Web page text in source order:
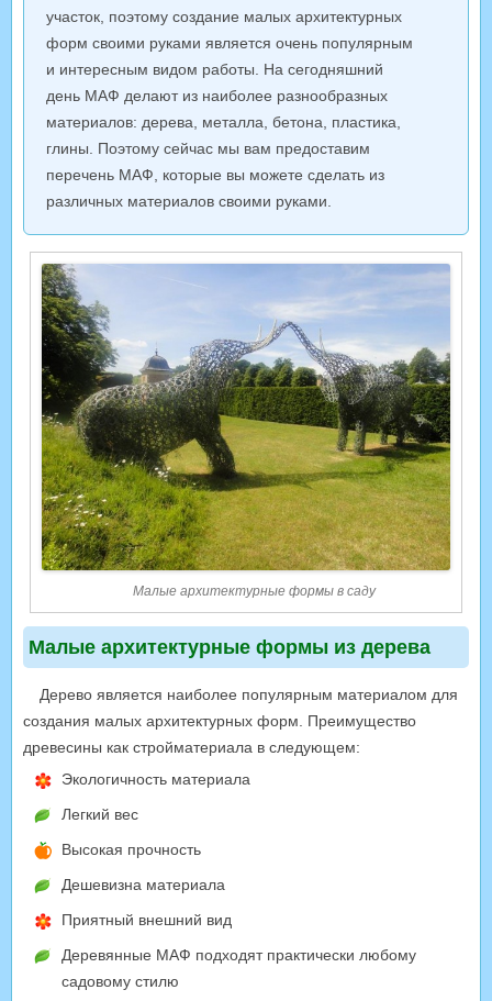
участок, поэтому создание малых архитектурных
форм своими руками является очень популярным
и интересным видом работы. На сегодняшний
день МАФ делают из наиболее разнообразных
материалов: дерева, металла, бетона, пластика,
глины. Поэтому сейчас мы вам предоставим
перечень МАФ, которые вы можете сделать из
различных материалов своими руками.
Малые архитектурные формы в саду
Малые архитектурные формы из дерева
Дерево является наиболее популярным материалом для
создания малых архитектурных форм. Преимущество
древесины как стройматериала в следующем:
Экологичность материала
Легкий вес
Высокая прочность
Дешевизна материала
Приятный внешний вид
Деревянные МАФ подходят практически любому
садовому стилю